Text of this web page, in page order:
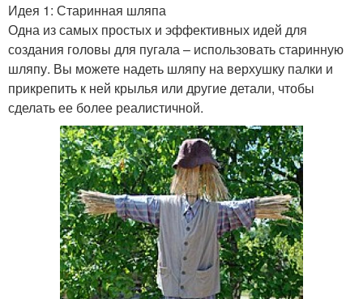
Идея 1: Старинная шляпа
Одна из самых простых и эффективных идей для
создания головы для пугала – использовать старинную
шляпу. Вы можете надеть шляпу на верхушку палки и
прикрепить к ней крылья или другие детали, чтобы
сделать ее более реалистичной.